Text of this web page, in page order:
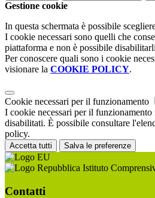
Gestione cookie
In questa schermata è possibile
I cookie necessari sono quelli che
piattaforma e non è possibile
Per conoscere quali sono i cookie
visionare la COOKIE POLICY.
Cookie necessari per il funzionamento
I cookie necessari per il funzionamento
disabilitati. È possibile consultare
policy.
Accetta tutti Salva le preferenze
Istituto
Contatti